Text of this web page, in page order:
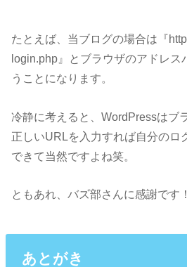
たとえば、当ブログの場合は『
login.php』とブラウザのアドレス
うことになります。
冷静に考えると、WordPressはブ
正しいURLを入力すれば自分のロ
できて当然ですよね笑。
ともあれ、バズ部さんに感謝です！
あとがき